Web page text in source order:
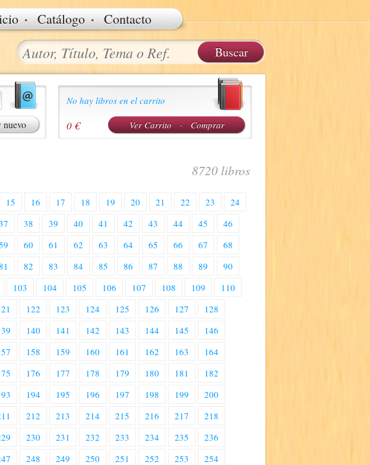
· Catálogo · Contacto
nuevo
No hay libros en el carrito
Ver Carrito · Comprar
0 €
8720 libros
15 16 17 18 19 20 21 22 23
24
38 39 40 41 42 43 44 45
46
60 61 62 63 64 65 66 67
68
82 83 84 85 86 87 88 89
90
103 104 105 106 107 108 109
110
122 123 124 125 126 127
128
140 141 142 143 144 145
146
158 159 160 161 162 163
164
176 177 178 179 180 181
182
194 195 196 197 198 199
200
212 213 214 215 216 217
218
230 231 232 233 234 235
236
248 249 250 251 252 253
254